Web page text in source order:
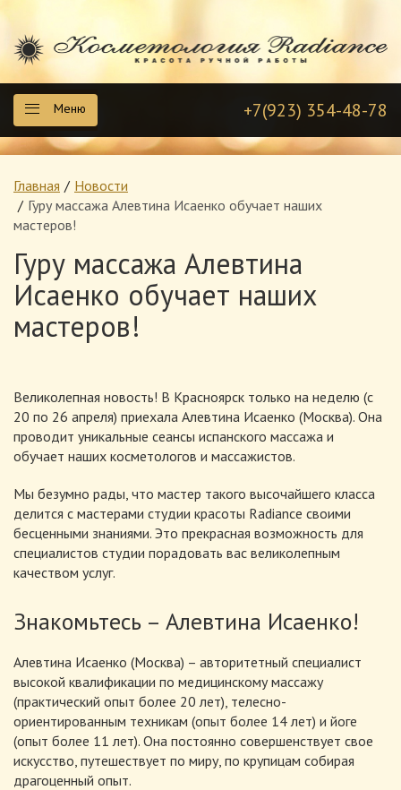
Меню +7(923) 354-48-78
Главная
Новости
Гуру массажа Алевтина Исаенко обучает наших
мастеров!
Гуру массажа Алевтина
Исаенко обучает наших
мастеров!
Великолепная новость! В Красноярск только на неделю (с
20 по 26 апреля) приехала Алевтина Исаенко (Москва). Она
проводит уникальные сеансы испанского массажа и
обучает наших косметологов и массажистов.
Мы безумно рады, что мастер такого высочайшего класса
делится с мастерами студии красоты Radiance своими
бесценными знаниями. Это прекрасная возможность для
специалистов студии порадовать вас великолепным
качеством услуг.
Знакомьтесь – Алевтина Исаенко!
Алевтина Исаенко (Москва) – авторитетный специалист
высокой квалификации по медицинскому массажу
(практический опыт более 20 лет), телесно-
ориентированным техникам (опыт более 14 лет) и йоге
(опыт более 11 лет). Она постоянно совершенствует свое
искусство, путешествует по миру, по крупицам собирая
драгоценный опыт.